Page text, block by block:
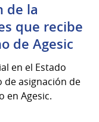
de la
que recibe
de Agesic
en el Estado
de asignación de
en Agesic.